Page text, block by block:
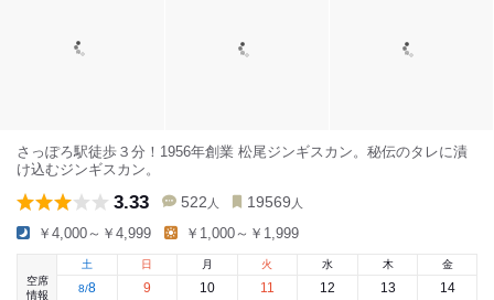
さっぽろ駅徒歩３分！1956年創業 松尾ジンギスカン。秘伝のタレに漬
け込むジンギスカン。
3.33 522 人 19569 人
￥4,000～￥4,999 ￥1,000～￥1,999
空席
情報
土
8/8
日
9
月
10
火
11
水
12
木
13
金
14